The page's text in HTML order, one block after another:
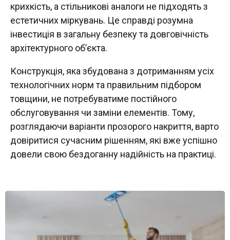
крихкість, а стільникові аналоги не підходять з
естетичних міркувань. Це справді розумна
інвестиція в загальну безпеку та довговічність
архітектурного об’єкта.
Конструкція, яка збудована з дотриманням усіх
технологічних норм та правильним підбором
товщини, не потребуватиме постійного
обслуговування чи заміни елементів. Тому,
розглядаючи варіанти прозорого накриття, варто
довіритися сучасним рішенням, які вже успішно
довели свою бездоганну надійність на практиці.